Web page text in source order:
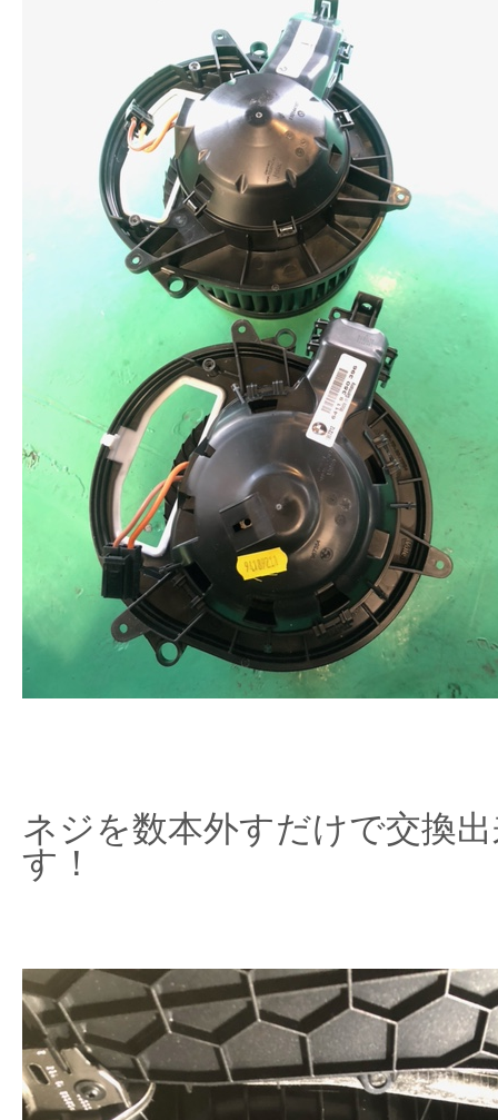
ネジを数本外すだけで交換
す！